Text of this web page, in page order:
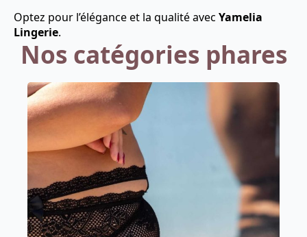
Optez pour l’élégance et la qualité avec Yamelia
Lingerie.
Nos catégories phares